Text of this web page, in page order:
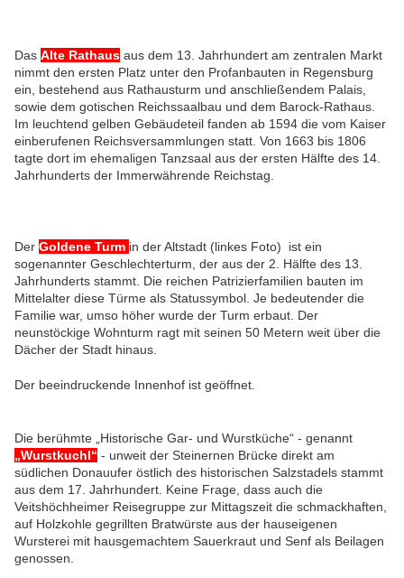
Das Alte Rathaus aus dem 13. Jahrhundert am zentralen Markt
nimmt den ersten Platz unter den Profanbauten in Regensburg
ein, bestehend aus Rathausturm und anschließendem Palais,
sowie dem gotischen Reichssaalbau und dem Barock-Rathaus.
Im leuchtend gelben Gebäudeteil fanden ab 1594 die vom Kaiser
einberufenen Reichsversammlungen statt. Von 1663 bis 1806
tagte dort im ehemaligen Tanzsaal aus der ersten Hälfte des 14.
Jahrhunderts der Immerwährende Reichstag.
Der Goldene Turm in der Altstadt (linkes Foto) ist ein
sogenannter Geschlechterturm, der aus der 2. Hälfte des 13.
Jahrhunderts stammt. Die reichen Patrizierfamilien bauten im
Mittelalter diese Türme als Statussymbol. Je bedeutender die
Familie war, umso höher wurde der Turm erbaut. Der
neunstöckige Wohnturm ragt mit seinen 50 Metern weit über die
Dächer der Stadt hinaus.
Der beeindruckende Innenhof ist geöffnet.
Die berühmte „Historische Gar- und Wurstküche“ - genannt
„Wurstkuchl“ - unweit der Steinernen Brücke direkt am
südlichen Donauufer östlich des historischen Salzstadels stammt
aus dem 17. Jahrhundert. Keine Frage, dass auch die
Veitshöchheimer Reisegruppe zur Mittagszeit die schmackhaften,
auf Holzkohle gegrillten Bratwürste aus der hauseigenen
Wursterei mit hausgemachtem Sauerkraut und Senf als Beilagen
genossen.